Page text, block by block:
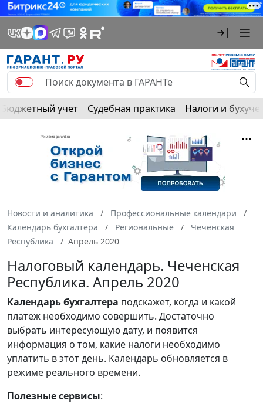
Бюджетный учет Судебная практика Налоги и
Новости и аналитика
Профессиональные календари
Календарь бухгалтера
Региональные
Чеченская
Республика
Апрель 2020
Налоговый календарь. Чеченская
Республика. Апрель 2020
Календарьбухгалтера подскажет, когда и какой
платеж необходимо совершить. Достаточно
выбрать интересующую дату, и появится
информация о том, какие налоги необходимо
уплатить в этот день. Календарь обновляется в
режиме реального времени.
Полезные сервисы: